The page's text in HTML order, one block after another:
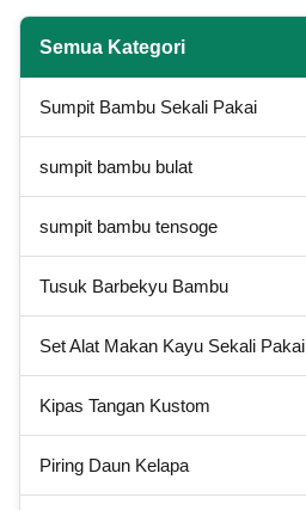
Semua Kategori
Sumpit Bambu Sekali Pakai
sumpit bambu bulat
sumpit bambu tensoge
Tusuk Barbekyu Bambu
Set Alat Makan Kayu Sekali Pakai
Kipas Tangan Kustom
Piring Daun Kelapa